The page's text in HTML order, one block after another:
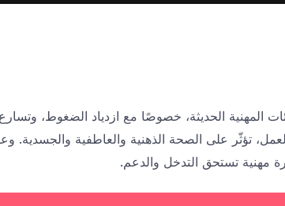
المهنية الحديثة، خصوصًا مع ازدياد الضغوط،
تؤثّر على الصحة الذهنية والعاطفية والجسدية.
مهنية تستحق التدخل والدعم.